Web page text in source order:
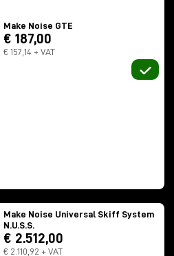
8HP-Modul, das die
Eingang empfangenen
verwertbare Timing-
des Systems umwandelt. Aus
bis zu acht verschiedene
GTE-Impulsstrom, der die
widerspiegelt,
gerade und ungerade Kanäle
können mit dem Make
ergeben.
Make Noise GTE
€ 187,00
€ 157,14 + VAT
Make Noise Universal Skiff System
N.U.S.S.
€ 2.512,00
€ 2.110,92 + VAT